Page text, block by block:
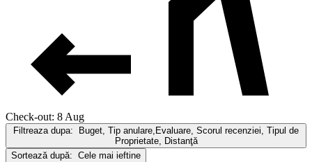
Check-out: 8 Aug
Filtreaza dupa:
Buget, Tip anulare,Evaluare, Scorul recenziei, Tipul de
Proprietate, Distanţă
Sortează după: Cele mai ieftine